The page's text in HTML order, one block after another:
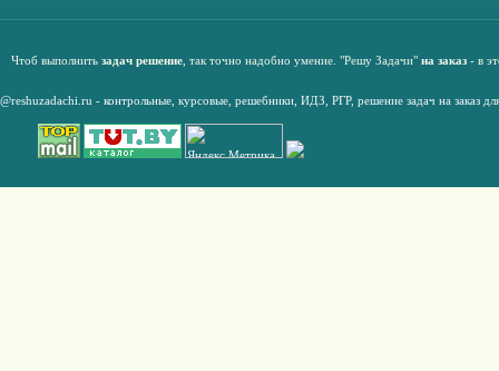
Чтоб выполнить задач решение , так точно надобно умение. "Решу Задачи" на заказ - в
@reshuzadachi.ru - контрольные, курсовые решебники, ИДЗ, РГР, решение задач на заказ